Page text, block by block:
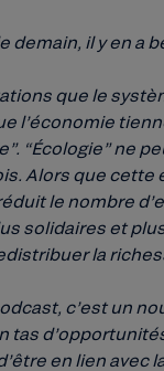
demain, il y en a
que le
l’économie
“Écologie” ne
Alors que
le nombre
solidaires et
la
c’est un
en lien